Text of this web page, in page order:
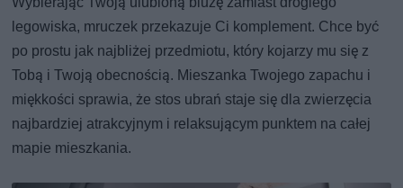
legowiska, mruczek przekazuje Ci komplement. Chce być
po prostu jak najbliżej przedmiotu, który kojarzy mu się z
Tobą i Twoją obecnością. Mieszanka Twojego zapachu i
miękkości sprawia, że stos ubrań staje się dla zwierzęcia
najbardziej atrakcyjnym i relaksującym punktem na całej
mapie mieszkania.